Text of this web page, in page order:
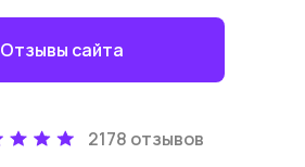
2178 отзывов
Отзывы сайта